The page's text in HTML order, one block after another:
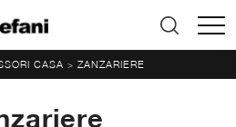
CASA > ZANZARIERE